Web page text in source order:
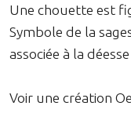
Une chouette est
Symbole de la
associée à la
Voir une création